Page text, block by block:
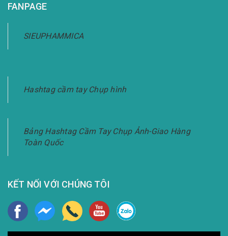
FANPAGE
SIEUPHAMMICA
Hashtag cầm tay Chụp hình
Bảng Hashtag Cầm Tay Chụp Ảnh-Giao Hàng
Toàn Quốc
KẾT NỐI VỚI CHÚNG TÔI